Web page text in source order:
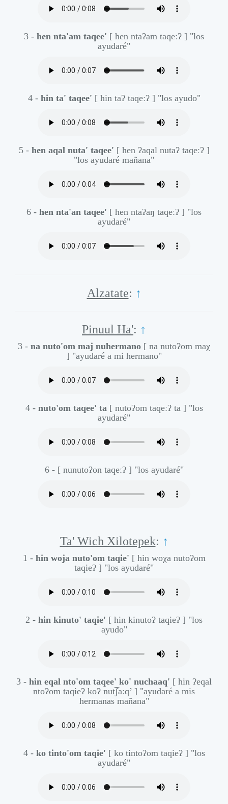
3 - hen nta'am taqee' [ hen ntaʔam taqeːʔ ] "los
ayudaré"
4 - hin ta' taqee' [ hin taʔ taqeːʔ ] "los ayudo"
5 - hen aqal nuta' taqee' [ hen ʔaqal nutaʔ taqeːʔ ]
"los ayudaré mañana"
6 - hen nta'an taqee' [ hen ntaʔaŋ taqeːʔ ] "los
ayudaré"
Alzatate: ↑
Pinuul Ha': ↑
3 - na nuto'om maj nuhermano [ na nutoʔom maχ
] "ayudaré a mi hermano"
4 - nuto'om taqee' ta [ nutoʔom taqeːʔ ta ] "los
ayudaré"
6 - [ nunutoʔon taqeːʔ ] "los ayudaré"
Ta' Wich Xilotepek: ↑
1 - hin woja nuto'om taqie' [ hin woχa nutoʔom
taqieʔ ] "los ayudaré"
2 - hin kinuto' taqie' [ hin kinutoʔ taqieʔ ] "los
ayudo"
3 - hin eqal nto'om taqee' ko' nuchaaq' [ hin ʔeqal
ntoʔom taqieʔ koʔ nut͡ʃaːq’ ] "ayudaré a mis
hermanas mañana"
4 - ko tinto'om taqie' [ ko tintoʔom taqieʔ ] "los
ayudaré"